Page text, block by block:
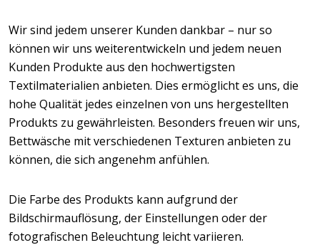
Wir sind jedem unserer Kunden dankbar – nur so
können wir uns weiterentwickeln und jedem neuen
Kunden Produkte aus den hochwertigsten
Textilmaterialien anbieten. Dies ermöglicht es uns, die
hohe Qualität jedes einzelnen von uns hergestellten
Produkts zu gewährleisten. Besonders freuen wir uns,
Bettwäsche mit verschiedenen Texturen anbieten zu
können, die sich angenehm anfühlen.
Die Farbe des Produkts kann aufgrund der
Bildschirmauflösung, der Einstellungen oder der
fotografischen Beleuchtung leicht variieren.